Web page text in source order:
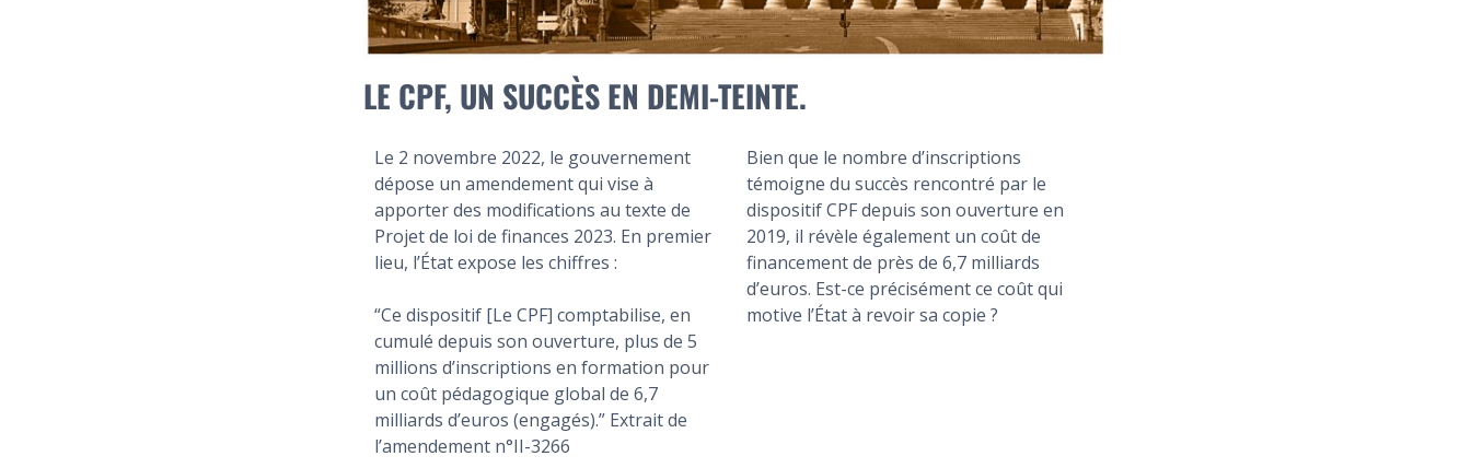
LE CPF, UN SUCCÈS EN DEMI-TEINTE.
Le 2 novembre 2022, le gouvernement
dépose un amendement qui vise à
apporter des modifications au texte de
Projet de loi de finances 2023. En premier
lieu, l’État expose les chiffres :
“Ce dispositif [Le CPF] comptabilise, en
cumulé depuis son ouverture, plus de 5
millions d’inscriptions en formation pour
un coût pédagogique global de 6,7
milliards d’euros (engagés).” Extrait de
l’amendement n°II-3266
Bien que le nombre d’inscriptions
témoigne du succès rencontré par le
dispositif CPF depuis son ouverture en
2019, il révèle également un coût de
financement de près de 6,7 milliards
d’euros. Est-ce précisément ce coût qui
motive l’État à revoir sa copie ?